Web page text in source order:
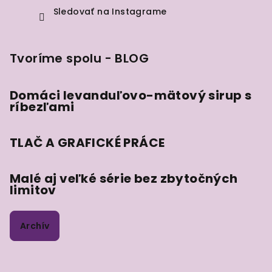
Sledovať na Instagrame
Tvoríme spolu - BLOG
Domáci levanduľovo-mätový sirup s
ríbezľami
TLAČ A GRAFICKÉ PRÁCE
Malé aj veľké série bez zbytočných
limitov
Archív